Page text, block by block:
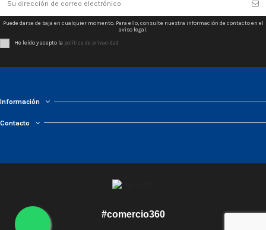
Puede darse de baja en cualquier momento. Para ello, consulte nuestra información de contacto en el
aviso legal.
He leído y acepto la política de privacidad
Información
Contacto
#comercio360